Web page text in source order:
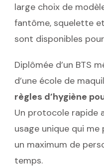
large choix de
fantôme, squelette
sont disponibles
Diplômée d’un BTS
d’une école de
règles d’hygiène
Un protocole rapide
usage unique qui
un maximum de
temps.